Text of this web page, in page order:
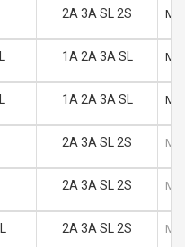
2A 3A SL 2S M
1A 2A 3A SL M
1A 2A 3A SL M
2A 3A SL 2S M
2A 3A SL 2S M
2A 3A SL 2S M